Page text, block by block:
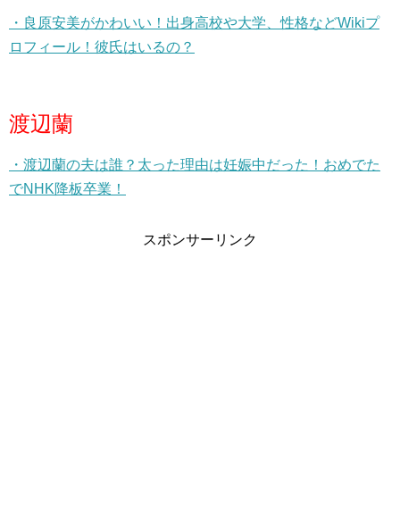
・良原安美がかわいい！出身高校や大学、性格などWikiプ
ロフィール！彼氏はいるの？
渡辺蘭
・渡辺蘭の夫は誰？太った理由は妊娠中だった！おめでた
でNHK降板卒業！
スポンサーリンク